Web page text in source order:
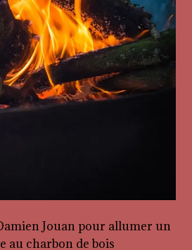
Jouan pour allumer un
au charbon de bois